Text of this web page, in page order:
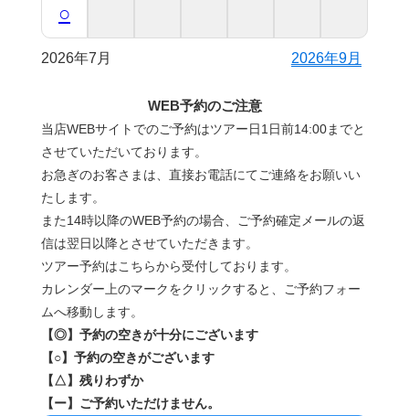
WEB予約のご注意
当店WEBサイトでのご予約はツアー日1日前14:00までと
させていただいております。
お急ぎのお客さまは、直接お電話にてご連絡をお願いい
たします。
また14時以降のWEB予約の場合、ご予約確定メールの返
信は翌日以降とさせていただきます。
ツアー予約はこちらから受付しております。
カレンダー上のマークをクリックすると、ご予約フォー
ムへ移動します。
【◎】予約の空きが十分にございます
【○】予約の空きがございます
【△】残りわずか
【ー】ご予約いただけません。
○
2026年7月 2026年9月